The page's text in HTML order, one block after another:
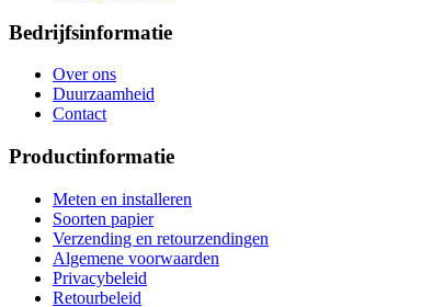
Bedrijfsinformatie
Over ons
Duurzaamheid
Contact
Productinformatie
Meten en installeren
Soorten papier
Verzending en retourzendingen
Algemene voorwaarden
Privacybeleid
Retourbeleid